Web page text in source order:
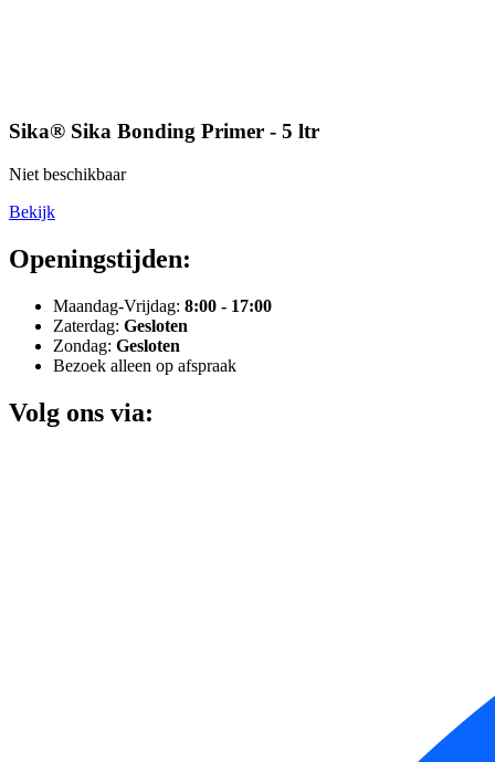
Sika® Sika Bonding Primer - 5 ltr
Niet beschikbaar
Bekijk
Openingstijden:
Maandag-Vrijdag: 8:00 - 17:00
Zaterdag: Gesloten
Zondag: Gesloten
Bezoek alleen op afspraak
Volg ons via: